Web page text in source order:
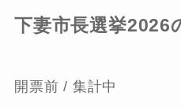
下妻市長選挙2026
開票前 / 集計中